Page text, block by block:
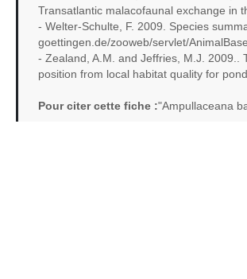
Transatlantic malacofaunal exchange in
- Welter-Schulte, F. 2009. Species
goettingen.de/zooweb/servlet/
- Zealand, A.M. and Jeffries, M.J. 2009..
position from local habitat quality for
Pour citer cette fiche :"Ampullaceana